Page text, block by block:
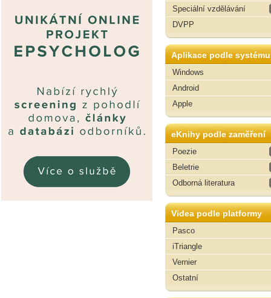
Speciální vzdělávání
DVPP
Aplikace podle systému
Windows
Android
Apple
eKnihy podle zaměření
Poezie
Beletrie
Odborná literatura
Videa podle platformy
Pasco
iTriangle
Vernier
Ostatní